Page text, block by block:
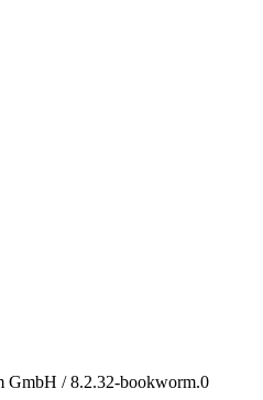
GmbH / 8.2.32-bookworm.0